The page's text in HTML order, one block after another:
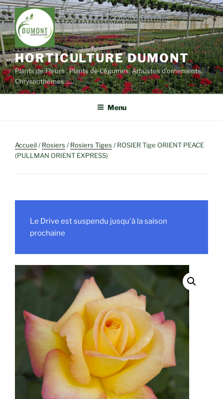
Aller
au
contenu
principal
HORTICULTURE DUMONT
Plants de Fleurs , Plants de Légumes, Arbustes d'ornements,
Chrysanthèmes……
Menu
Accueil/Rosiers /Rosiers Tiges / ROSIER Tige ORIENT PEACE
(PULLMAN ORIENT EXPRESS)
Le Drive est suspendu jusqu'à la saison
prochaine